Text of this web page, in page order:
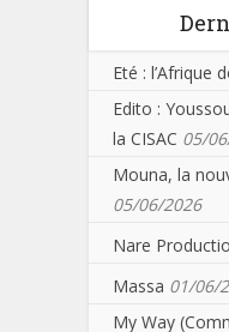
Eté : l’Afrique
Edito :
la CISAC 05/
Mouna, la
05/06/2026
Nare
Massa 01/06/
My Way